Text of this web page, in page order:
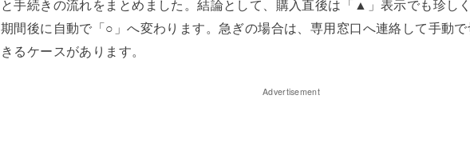
と手続きの流れをまとめました。結論として、購入直後は「▲」表示でも珍し
期間後に自動で「○」へ変わります。急ぎの場合は、専用窓口へ連絡して手動
きるケースがあります。
Advertisement